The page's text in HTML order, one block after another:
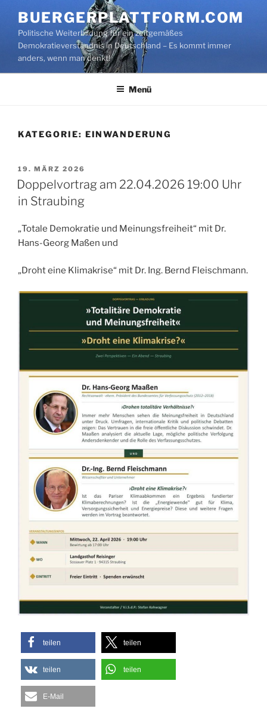
Inhalt
springen
BUERGERPLATTFORM.COM
Politische Weiterbildung für ein zeitgemäßes
Demokratieverständnis in Deutschland – Es kommt immer
anders, wenn man denkt!
Menü
KATEGORIE: EINWANDERUNG
VERÖFFENTLICHT
AM
19. MÄRZ 2026
Doppelvortrag am 22.04.2026 19:00 Uhr
in Straubing
„Totale Demokratie und Meinungsfreiheit“ mit Dr.
Hans-Georg Maßen und
„Droht eine Klimakrise“ mit Dr. Ing. Bernd Fleischmann.
teilen teilen
teilen teilen
E-Mail